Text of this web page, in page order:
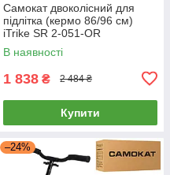
Самокат двоколісний для
підлітка (кермо 86/96 см)
iTrike SR 2-051-OR
Помаранчевий
В наявності
1 838 ₴ 2 484 ₴
Купити
–24%